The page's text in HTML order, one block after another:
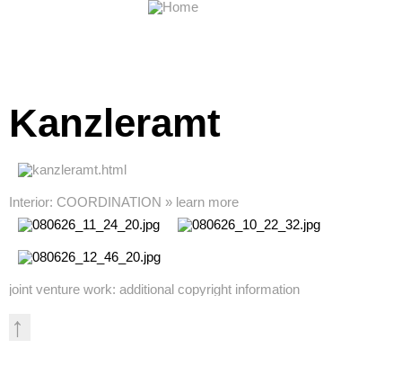
Kanzleramt
Interior: COORDINATION » learn more
joint venture work: additional copyright information
↑